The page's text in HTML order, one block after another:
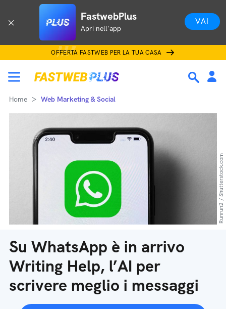
FastwebPlus
Apri nell'app
VAI
OFFERTA FASTWEB PER LA TUA CASA
Home Web Marketing & Social
Su WhatsApp è in arrivo
Writing Help, l’AI per
scrivere meglio i messaggi
Runrun2 / Shutterstock.com